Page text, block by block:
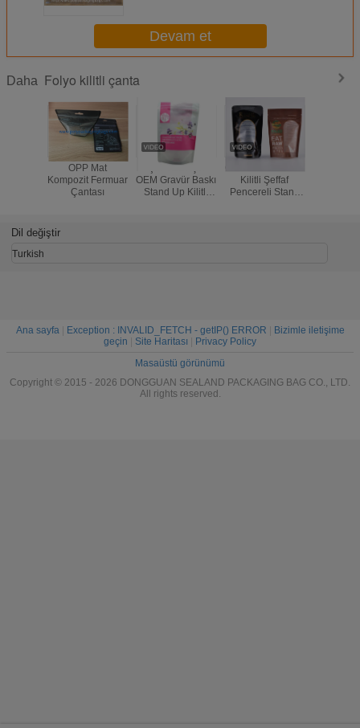
Devam et
Daha Folyo kilitli çanta
OPP Mat
Kompozit Fermuar
Çantası
Çin Tıbbı İçin
OEM Gravür Baskı
Stand Up Kilitli
Kilitli Şeffaf
Pencereli Stand
Dil değiştir
Turkish
Ana sayfa| Exception : INVALID_FETCH - getIP() ERROR
Bizimle iletişime
geçin
Site Haritası
Privacy Policy
Masaüstü görünümü
Copyright © 2015 - 2026 DONGGUAN SEALAND PACKAGING BAG CO., LTD.
All rights reserved.